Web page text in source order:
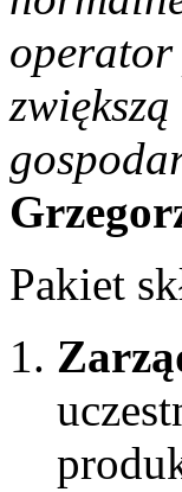
operator
Pakiet